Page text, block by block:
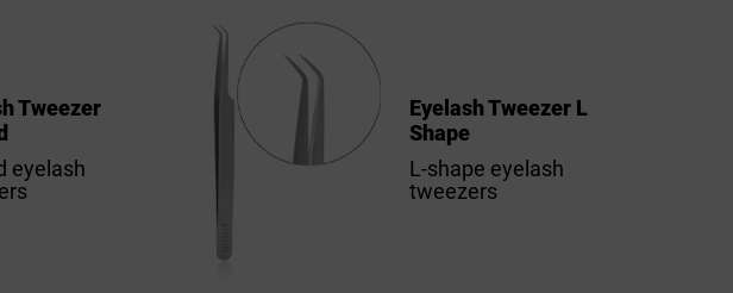
Tweezer
eyelash
Eyelash Tweezer L
Shape
L-shape eyelash
tweezers